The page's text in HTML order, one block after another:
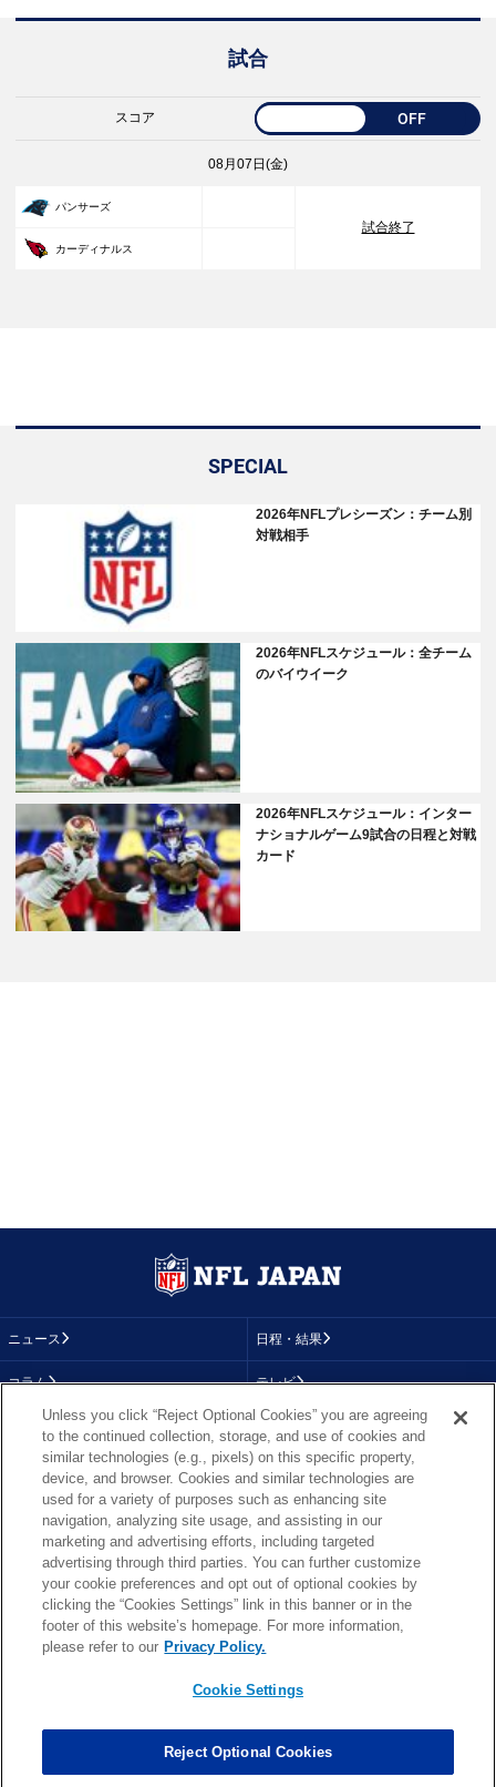
試合
スコア OFF
08月07日(金)
パンサーズ
試合終了
カーディナルス
SPECIAL
2026年NFLプレシーズン：チーム別
対戦相手
2026年NFLスケジュール：全チーム
のバイウイーク
2026年NFLスケジュール：インター
ナショナルゲーム9試合の日程と対戦
カード
ニュース 日程・結果
コラム テレビ
画像
順位表
About NFL
More NFL 特集
TOP お問い合わせ FAQ
PHOTO BY AP Images / PHOTO BY Getty Images
Unless you click “Reject Optional Cookies” you are agreeing
to the continued collection, storage, and use of cookies and
similar technologies (e.g., pixels) on this specific property,
device, and browser. Cookies and similar technologies are
used for a variety of purposes such as enhancing site
navigation, analyzing site usage, and assisting in our
marketing and advertising efforts, including targeted
advertising through third parties. You can further customize
your cookie preferences and opt out of optional cookies by
clicking the “Cookies Settings” link in this banner or in the
footer of this website’s homepage. For more information,
please refer to our Privacy Policy.
Cookie Settings
Reject Optional Cookies